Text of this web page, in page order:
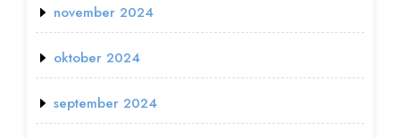
november 2024
oktober 2024
september 2024